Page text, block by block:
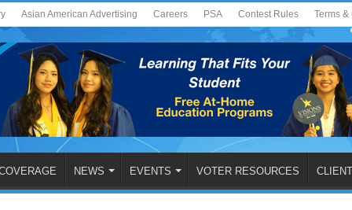
Asian American Advertising Careers PSA Contest Rules Terms
NEWS EVENTS VOTER RESOURCES